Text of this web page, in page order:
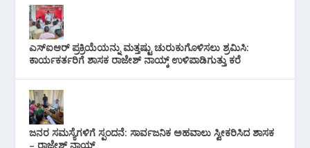
ಎಸ್‌ಐಆರ್ ಪ್ರಕ್ರಿಯೆಯನ್ನು ಮತ್ತಷ್ಟು ಚುರುಕುಗೊಳಿಸಲು ಶ್ರಮಿಸಿ:
ಕಾರ್ಯಕರ್ತರಿಗೆ ಶಾಸಕ ರಾಜೇಶ್ ನಾಯ್ಕ್ ಉಳಿಪಾಡಿಗುತ್ತು ಕರೆ
ಜನರ ಸಮಸ್ಯೆಗಳಿಗೆ ಸ್ಪಂದನೆ: ಸಾರ್ವಜನಿಕ ಅಹವಾಲು ಸ್ವೀಕರಿಸಿದ ಶಾಸಕ
– ರಾಜೇಶ್ ನಾಯ್ಕ್